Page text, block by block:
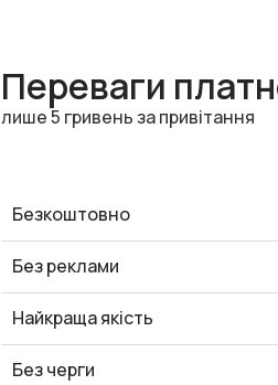
Переваги
лише 5 гривень за привітання
Безкоштовно
Без реклами
Найкраща якість
Без черги